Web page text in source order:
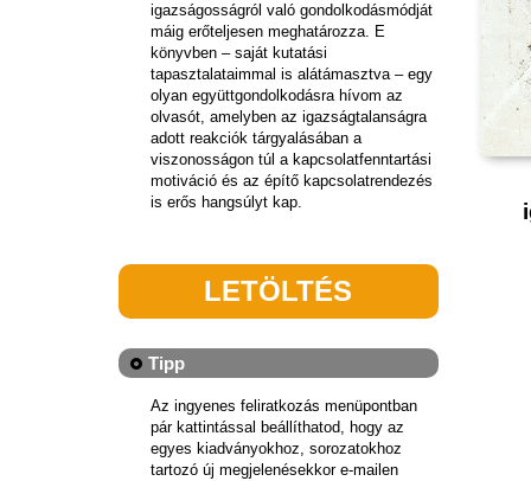
igazságosságról való gondolkodásmódját
máig erőteljesen meghatározza. E
könyvben – saját kutatási
tapasztalataimmal is alátámasztva – egy
olyan együttgondolkodásra hívom az
olvasót, amelyben az igazságtalanságra
adott reakciók tárgyalásában a
viszonosságon túl a kapcsolatfenntartási
motiváció és az építő kapcsolatrendezés
is erős hangsúlyt kap.
LETÖLTÉS
Tipp
Az ingyenes feliratkozás menüpontban
pár kattintással beállíthatod, hogy az
egyes kiadványokhoz, sorozatokhoz
tartozó új megjelenésekkor e-mailen